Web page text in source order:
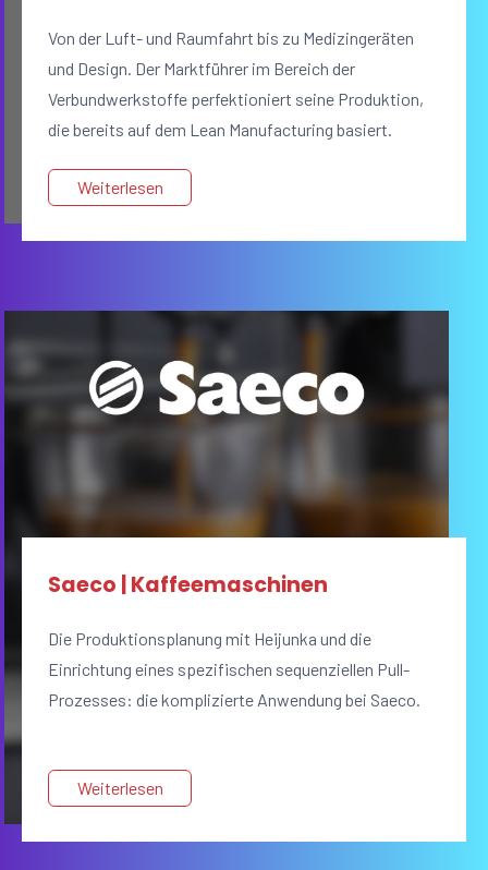
Von der Luft- und Raumfahrt bis zu Medizingeräten
und Design. Der Marktführer im Bereich der
Verbundwerkstoffe perfektioniert seine Produktion,
die bereits auf dem Lean Manufacturing basiert.
Weiterlesen
Saeco | Kaffeemaschinen
Die Produktionsplanung mit Heijunka und die
Einrichtung eines spezifischen sequenziellen Pull-
Prozesses: die komplizierte Anwendung bei Saeco.
Weiterlesen